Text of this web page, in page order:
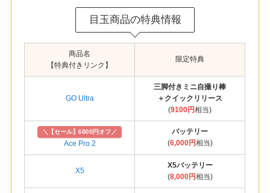
目玉商品の特典情報
商品名
【特典付きリンク】
限定特典
GO Ultra
三脚付きミニ自撮り棒
＋クイックリリース
(9100円相当)
＼【セール】6800円オフ／
Ace Pro 2
バッテリー
(6,000円相当)
X5
X5バッテリー
(8,000円相当)